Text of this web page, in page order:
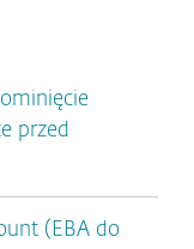
przed
(EBA do